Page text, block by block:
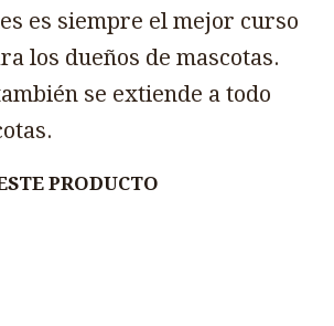
es siempre el mejor curso
los dueños de mascotas.
se extiende a todo
PRODUCTO